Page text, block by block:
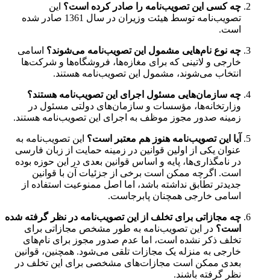
چه کسی این تصویب‌نامه را صادر کرده است؟ این
تصویب‌نامه توسط هیئت وزیران در سال 1361 صادر شده
است.
چه نوع نام‌هایی مشمول این تصویب‌نامه می‌شوند؟ اسامی
خارجی و لاتینی که برای مغازه‌ها، فروشگاه‌ها و شرکت‌ها
انتخاب می‌شوند، مشمول این تصویب‌نامه هستند.
چه سازمان‌هایی مسئول اجرای این تصویب‌نامه هستند؟
وزارتخانه‌ها، مؤسسات و سازمان‌های دولتی مسئول در
زمینه صدور مجوز موظف به اجرای این تصویب‌نامه هستند.
آیا این تصویب‌نامه هنوز هم معتبر است؟ این تصویب‌نامه به
عنوان یکی از اولین قوانین در زمینه حمایت از زبان فارسی
در نامگذاری‌ها، پایه و اساس قوانین بعدی در این حوزه بوده
است. اگرچه ممکن است برخی از جزئیات آن با قوانین
جدیدتر تطابق نداشته باشد، اما اصل ممنوعیت استفاده از
اسامی خارجی همچنان پابرجاست.
چه مجازاتی برای تخلف از این تصویب‌نامه در نظر گرفته شده
است؟ در این تصویب‌نامه به طور مشخص مجازاتی برای
تخلف ذکر نشده است، اما عدم صدور مجوز برای نام‌های
خارجی به منزله یک مجازات تلقی می‌شود. همچنین، قوانین
بعدی ممکن است مجازات‌های مشخصی برای این تخلف در
نظر گرفته باشند.